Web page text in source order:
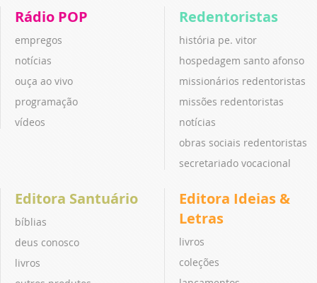
Rádio POP
empregos
notícias
ouça ao vivo
programação
vídeos
Redentoristas
história pe. vitor
hospedagem santo afonso
missionários redentoristas
missões redentoristas
notícias
obras sociais redentoristas
secretariado vocacional
Editora Santuário
bíblias
deus conosco
livros
Editora Ideias &
Letras
livros
coleções